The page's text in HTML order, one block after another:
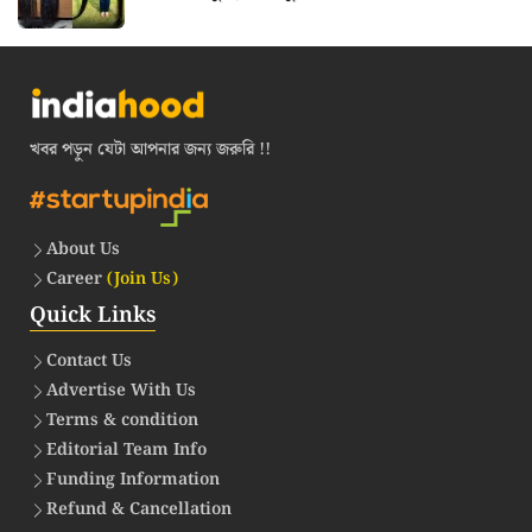
খবর পড়ুন যেটা আপনার জন্য জরুরি !!
About Us
Career(Join Us)
Quick Links
Contact Us
Advertise With Us
Terms & condition
Editorial Team Info
Funding Information
Refund & Cancellation